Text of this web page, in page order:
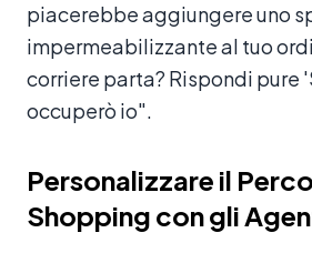
piacerebbe aggiungere uno
impermeabilizzante al tuo
corriere parta? Rispondi pure
occuperò io".
Personalizzare il
Shopping con gli